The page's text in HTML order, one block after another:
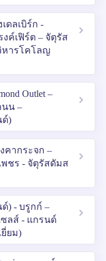
ดลเบิร์ก -
งค์เฟิร์ต – จัตุรัส
หารโคโลญ
Outlet –
นน –
ด์)
คากระจก –
พชร - จัตุรัสดัมส
) - บรูกก์ –
ซลส์ - แกรนด์
ยี่ยม)